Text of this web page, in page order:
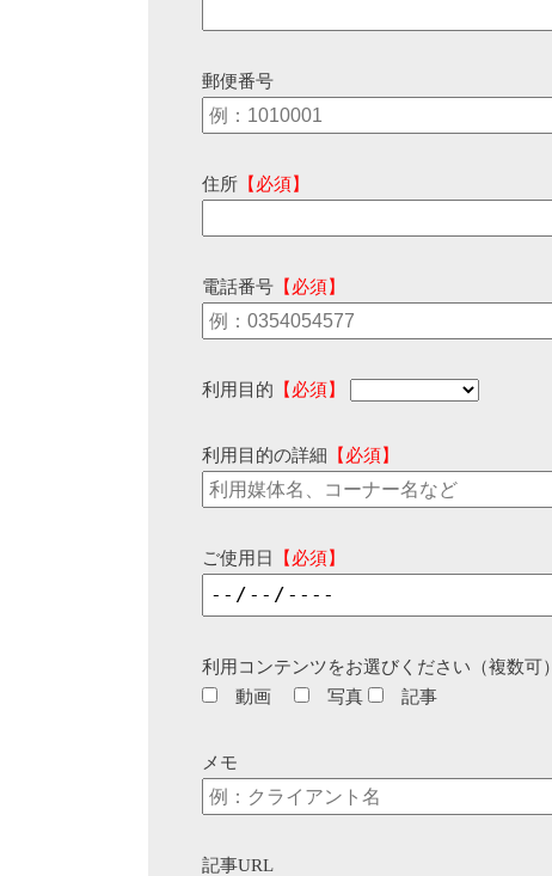
郵便番号
住所 【必須】
電話番号 【必須】
利用目的 【必須】
利用目的の詳細 【必須】
ご使用日 【必須】
利用コンテンツをお選びください（複数可）
動画
写真 記事
メモ
記事URL